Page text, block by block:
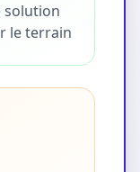
solution
le terrain